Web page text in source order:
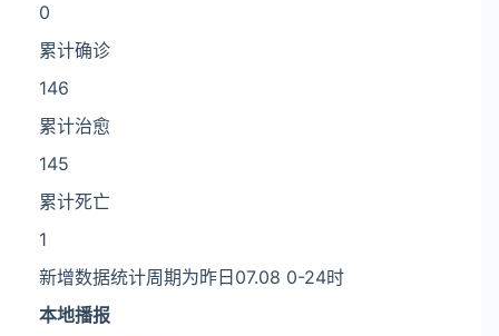
0
累计确诊
146
累计治愈
145
累计死亡
1
新增数据统计周期为昨日07.08 0-24时
本地播报